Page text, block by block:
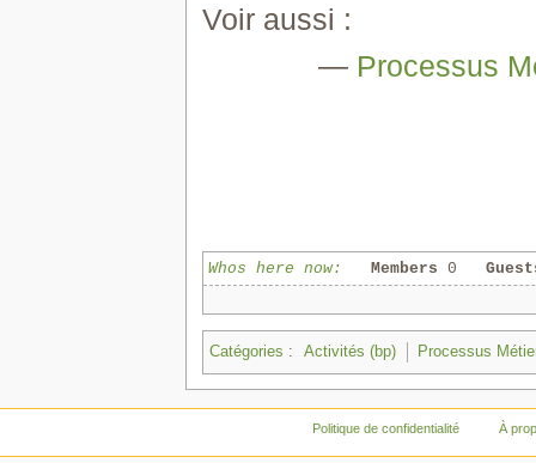
Voir aussi :
— Processus
Whos here now: Members 0
Catégories : Activités (bp) Processus
Politique de confidentialité À